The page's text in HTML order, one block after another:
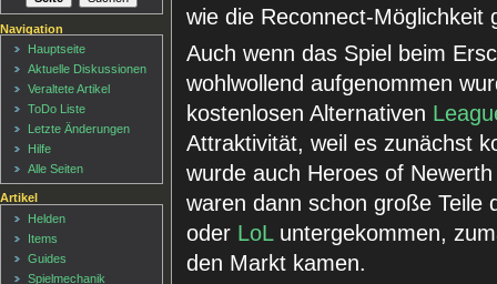
wie die Reconnect-Möglichkeit
Auch wenn das Spiel beim
wohlwollend aufgenommen
kostenlosen Alternativen
Attraktivität, weil es zunächst
wurde auch Heroes of
waren dann schon große Teile
oder LoLuntergekommen,
den Markt kamen.
Navigation
Hauptseite
Aktuelle Diskussionen
Veraltete Artikel
ToDo Liste
Letzte Änderungen
Hilfe
Alle Seiten
Artikel
Helden
Items
Guides
Spielmechanik